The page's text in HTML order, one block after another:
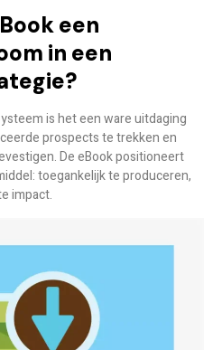
een
in een
is het een ware uitdaging
prospects te trekken en
De eBook positioneert
toegankelijk te produceren,
impact.